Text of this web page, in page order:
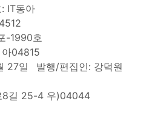
IT동아
-1990호
04815
27일
발행/편집인: 강덕원
8길 25-4 우)04044